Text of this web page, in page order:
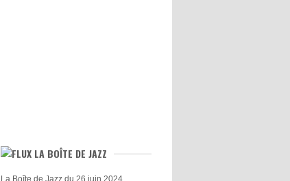
LA BOÎTE DE JAZZ
La Boîte de Jazz du 26 juin 2024